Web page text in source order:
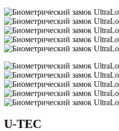
U-TEC